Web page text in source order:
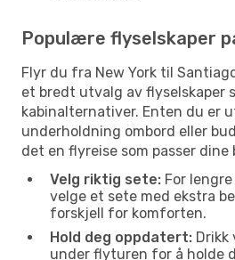
Populære flyselskaper
Flyr du fra New York til
et bredt utvalg av flyselskaper
kabinalternativer. Enten du er
underholdning ombord eller
det en flyreise som passer dine
Velg riktig sete: For
velge et sete med ekstra
forskjell for komforten.
Hold deg oppdatert: Drikk
under flyturen for å holde